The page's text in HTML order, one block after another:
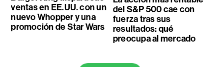
ventas en EE.UU. con un
nuevo Whopper y una
promoción de Star Wars
del S&P 500 cae con
fuerza tras sus
resultados: qué
preocupa al mercado